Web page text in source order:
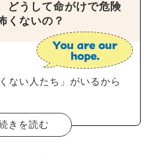
どうして命がけで危険
くないの？
ない人たち」がいるから
きを読む